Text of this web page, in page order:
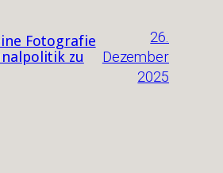
Fotografie
zu
26.
Dezember
2025